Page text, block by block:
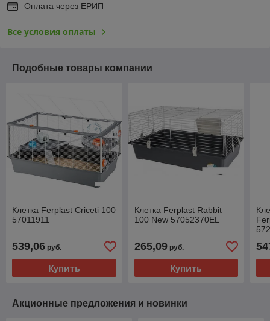
Оплата через ЕРИП
Все условия оплаты
Подобные товары компании
Клетка Ferplast Criceti 100
57011911
539,06 руб.
Купить
Клетка Ferplast Rabbit
100 New 57052370EL
265,09руб.
Купить
Акционные предложения и новинки